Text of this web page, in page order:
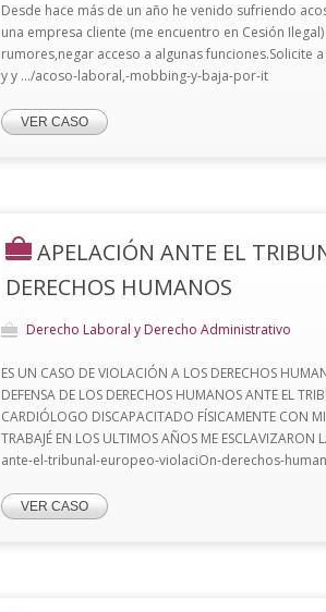
Desde hace más de un año he venido sufriendo
una empresa cliente (me encuentro en Cesión
rumores,negar acceso a algunas funciones.Solicite
y y .../acoso-laboral,-mobbing-y-baja-por-it
VER CASO
APELACIÓN ANTE EL
DERECHOS HUMANOS
Derecho Laboral y Derecho Administrativo
ES UN CASO DE VIOLACIÓN A LOS DERECHOS
DEFENSA DE LOS DERECHOS HUMANOS ANTE EL
CARDIÓLOGO DISCAPACITADO FÍSICAMENTE CON
TRABAJÉ EN LOS ULTIMOS AÑOS ME
ante-el-tribunal-europeo-violaciOn-derechos-
VER CASO